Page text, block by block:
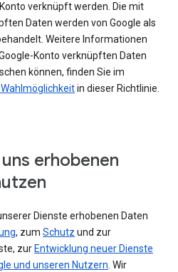
verknüpft werden. Die mit
Daten werden von Google als
Weitere Informationen
Konto verknüpften Daten
können, finden Sie im
in dieser Richtlinie.
erhobenen
Dienste erhobenen Daten
, zum Schutz und zur
zur Entwicklung neuer Dienste
und unseren Nutzern. Wir